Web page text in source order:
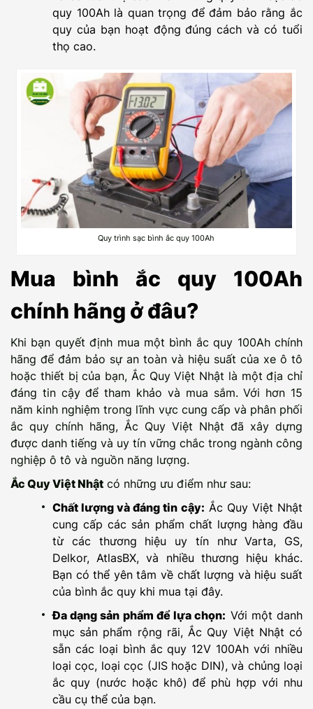
quy 100Ah là quan trọng để đảm bảo rằng ắc
quy của bạn hoạt động đúng cách và có tuổi
thọ cao.
Quy trình sạc bình ắc quy 100Ah
Mua bình ắc quy 100Ah
chính hãng ở đâu?
Khi bạn quyết định mua một bình ắc quy 100Ah chính
hãng để đảm bảo sự an toàn và hiệu suất của xe ô tô
hoặc thiết bị của bạn, Ắc Quy Việt Nhật là một địa chỉ
đáng tin cậy để tham khảo và mua sắm. Với hơn 15
năm kinh nghiệm trong lĩnh vực cung cấp và phân phối
ắc quy chính hãng, Ắc Quy Việt Nhật đã xây dựng
được danh tiếng và uy tín vững chắc trong ngành công
nghiệp ô tô và nguồn năng lượng.
Ắc Quy Việt Nhật có những ưu điểm như sau:
Chất lượng và đáng tin cậy: Ắc Quy Việt Nhật
cung cấp các sản phẩm chất lượng hàng đầu
từ các thương hiệu uy tín như Varta, GS,
Delkor, AtlasBX, và nhiều thương hiệu khác.
Bạn có thể yên tâm về chất lượng và hiệu suất
của bình ắc quy khi mua tại đây.
Đa dạng sản phẩm để lựa chọn: Với một danh
mục sản phẩm rộng rãi, Ắc Quy Việt Nhật có
sẵn các loại bình ắc quy 12V 100Ah với nhiều
loại cọc, loại cọc (JIS hoặc DIN), và chủng loại
ắc quy (nước hoặc khô) để phù hợp với nhu
cầu cụ thể của bạn.